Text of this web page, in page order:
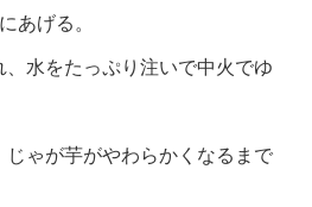
あげる。
水をたっぷり注いで中火でゆ
ゃが芋がやわらかくなるまで